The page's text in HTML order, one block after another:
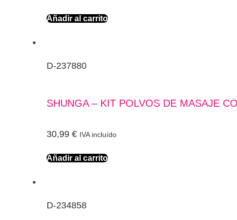
Añadir al carrito
D-237880
SHUNGA – KIT POLVOS DE MASAJE
30,99 € IVA incluído
Añadir al carrito
D-234858